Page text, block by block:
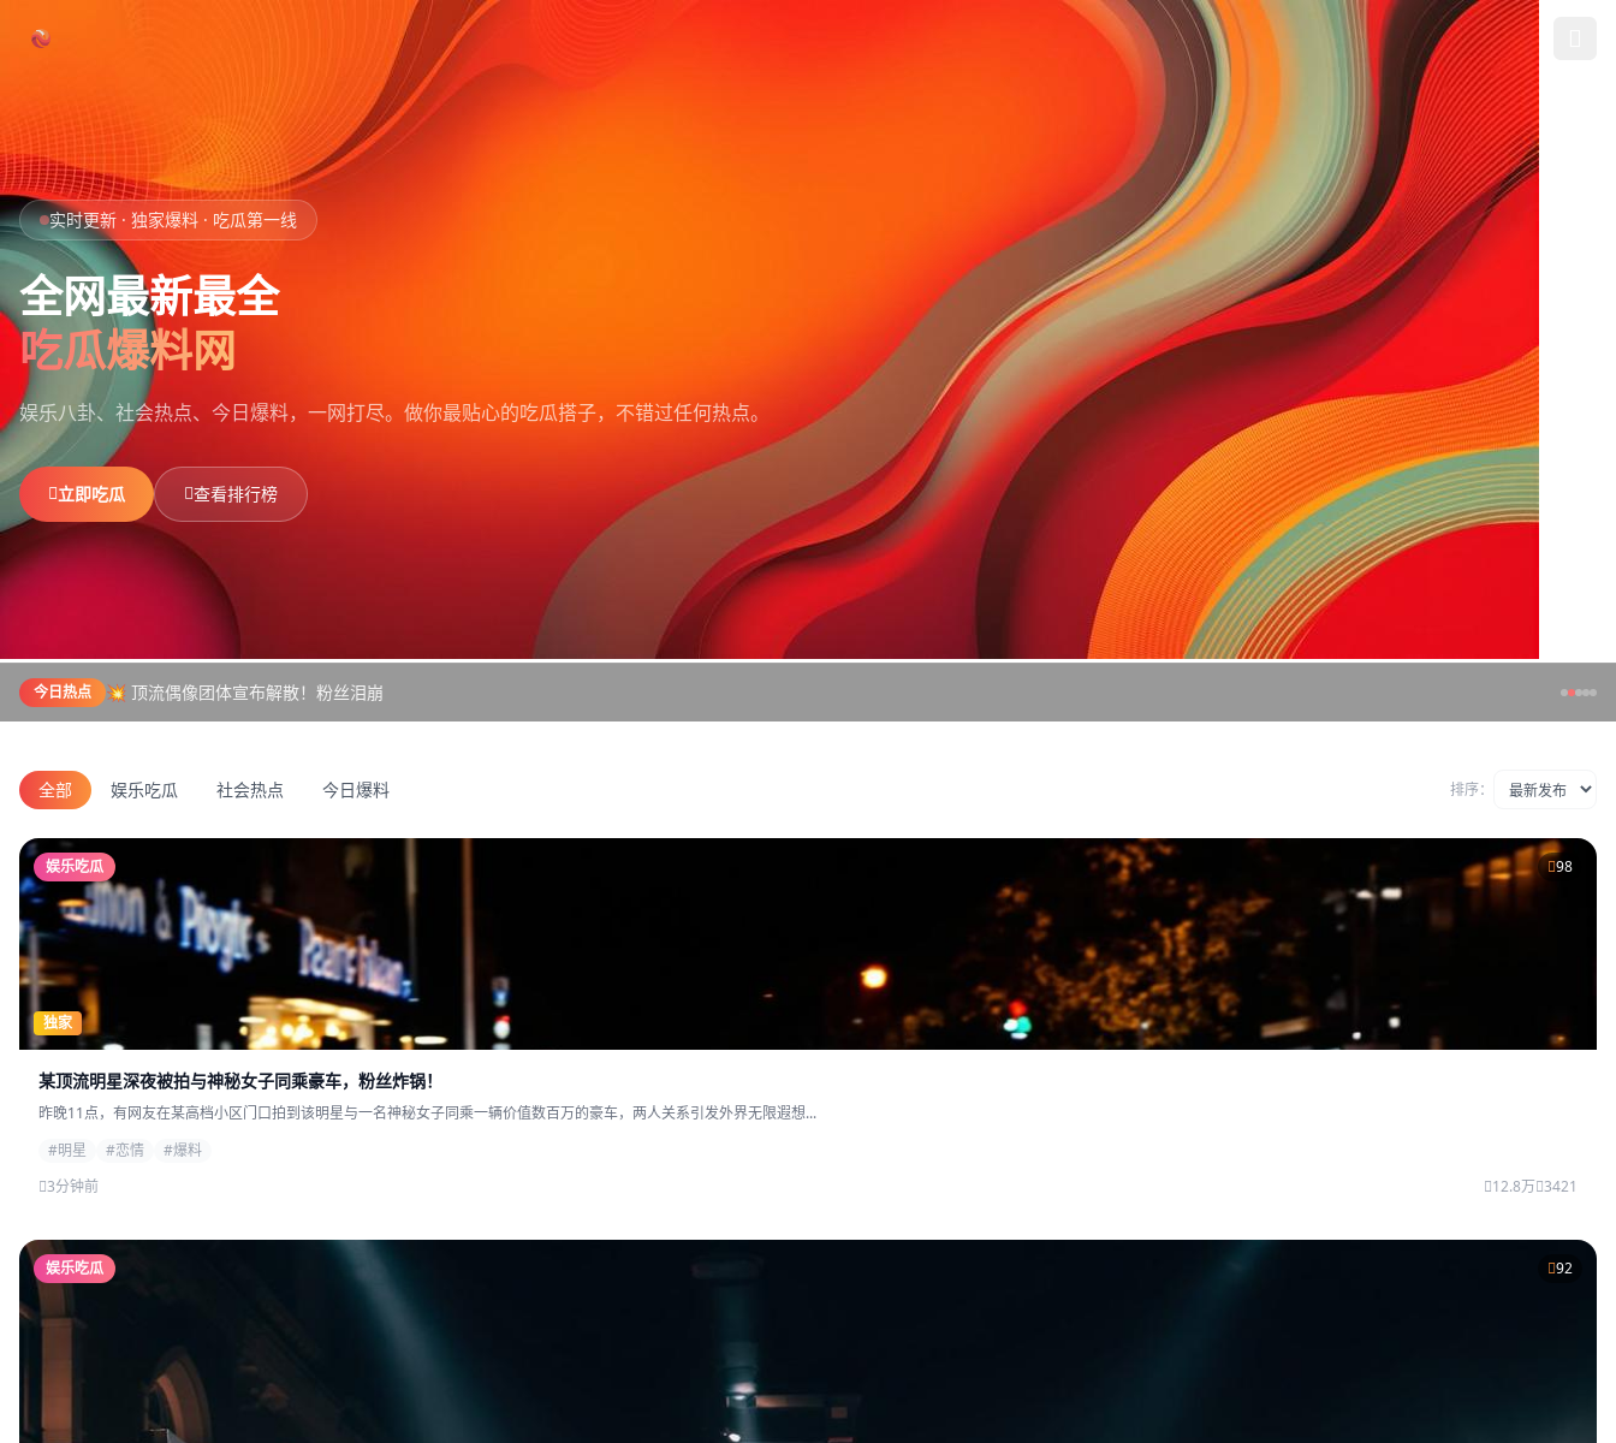
首页
娱乐吃瓜
社会热点
今日爆料
排行榜
社区
实时更新 · 独家爆料 · 吃瓜第一线
全网最新最全
吃瓜爆料网
娱乐八卦、社会热点、今日爆料，一网打尽。 做你最贴心的吃瓜搭子，不错过任何热点。
立即吃瓜 查看排行榜
今日热点 💥 顶流偶像团体宣布解散！粉丝泪崩
全部 娱乐吃瓜 社会热点 今日爆料 排序：
娱乐吃瓜 98
独家
某顶流明星深夜被拍与神秘女子同乘豪车，粉丝炸锅！
昨晚11点，有网友在某高档小区门口拍到该明星与一名神秘女子同乘一辆价值数百万的豪车，两人关系引发外界无限遐想...
#明星
#恋情
#爆料
3分钟前
12.8万 3421
娱乐吃瓜 92